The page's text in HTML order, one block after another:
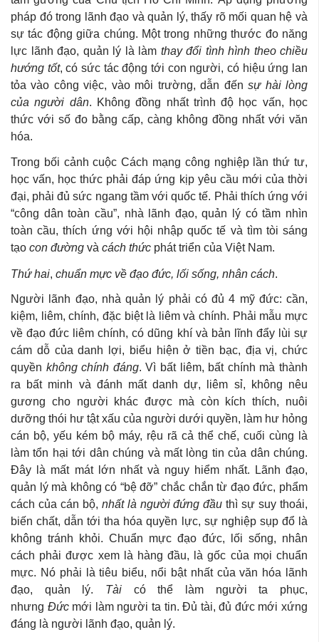
pháp đó trong lãnh đạo và quản lý, thấy rõ mối quan hệ và
sự tác động giữa chúng. Một trong những thước đo năng
lực lãnh đạo, quản lý là làm thay đổi tình hình theo chiều
hướng tốt, có sức tác động tới con người, có hiệu ứng lan
tỏa vào công việc, vào môi trường, dẫn đếnsự hài lòng
của người dân. Không đồng nhất trình độ học vấn, học
thức với số đo bằng cấp, càng không đồng nhất với văn
hóa.
Trong bối cảnh cuộc Cách mạng công nghiệp lần thứ tư,
học vấn, học thức phải đáp ứng kịp yêu cầu mới của thời
đại, phải đủ sức ngang tầm với quốc tế. Phải thích ứng với
“công dân toàn cầu”, nhà lãnh đạo, quản lý có tầm nhìn
toàn cầu, thích ứng với hội nhập quốc tế và tìm tòi sáng
tạo con đường và cách thức phát triển của Việt Nam.
Thứ hai, chuẩn mực về đạo đức, lối sống, nhân cách.
Người lãnh đạo, nhà quản lý phải có đủ 4 mỹ đức: cần,
kiệm, liêm, chính, đặc biệt là liêm và chính. Phải mẫu mực
về đạo đức liêm chính, có dũng khí và bản lĩnh đẩy lùi sự
cám dỗ của danh lợi, biểu hiện ở tiền bạc, địa vị, chức
quyền không chính đáng. Vì bất liêm, bất chính mà thành
ra bất minh và đánh mất danh dự, liêm sỉ, không nêu
gương cho người khác được mà còn kích thích, nuôi
dưỡng thói hư tật xấu của người dưới quyền, làm hư hỏng
cán bộ, yếu kém bộ máy, rệu rã cả thể chế, cuối cùng là
làm tổn hại tới dân chúng và mất lòng tin của dân chúng.
Đây là mất mát lớn nhất và nguy hiểm nhất. Lãnh đạo,
quản lý mà không có “bệ đỡ” chắc chắn từ đạo đức, phẩm
cách của cán bộ, nhất là người đứng đầu thì sự suy thoái,
biến chất, dẫn tới tha hóa quyền lực, sự nghiệp sụp đổ là
không tránh khỏi. Chuẩn mực đạo đức, lối sống, nhân
cách phải được xem là hàng đầu, là gốc của mọi chuẩn
mực. Nó phải là tiêu biểu, nổi bật nhất của văn hóa lãnh
đạo, quản lý. Tài có thể làm người ta phục,
nhưng Đứcmới làm người ta tin. Đủ tài, đủ đức mới xứng
đáng là người lãnh đạo, quản lý.